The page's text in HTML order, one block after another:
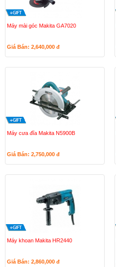
Máy mài góc Makita GA7020
Giá Bán: 2,640,000 đ
Máy cưa đĩa Makita N5900B
Giá Bán: 2,750,000 đ
Máy khoan Makita HR2440
Giá Bán: 2,860,000 đ